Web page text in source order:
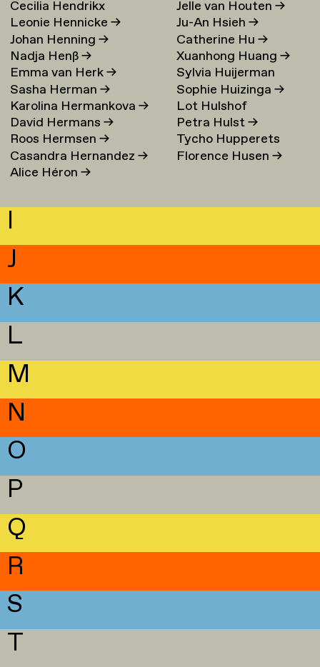
Cecilia Hendrikx
Leonie Hennicke→
Johan Henning→
Nadja Henß→
Emma van Herk→
Sasha Herman→
Karolina Hermankova→
David Hermans→
Roos Hermsen→
Casandra Hernandez→
Alice Héron→
Jelle van Houten→
Ju-An Hsieh→
Catherine Hu→
Xuanhong Huang→
Sylvia Huijerman
Sophie Huizinga→
Lot Hulshof
Petra Hulst→
Tycho Hupperets
Florence Husen→
I
J
K
L
M
N
O
P
Q
R
S
T